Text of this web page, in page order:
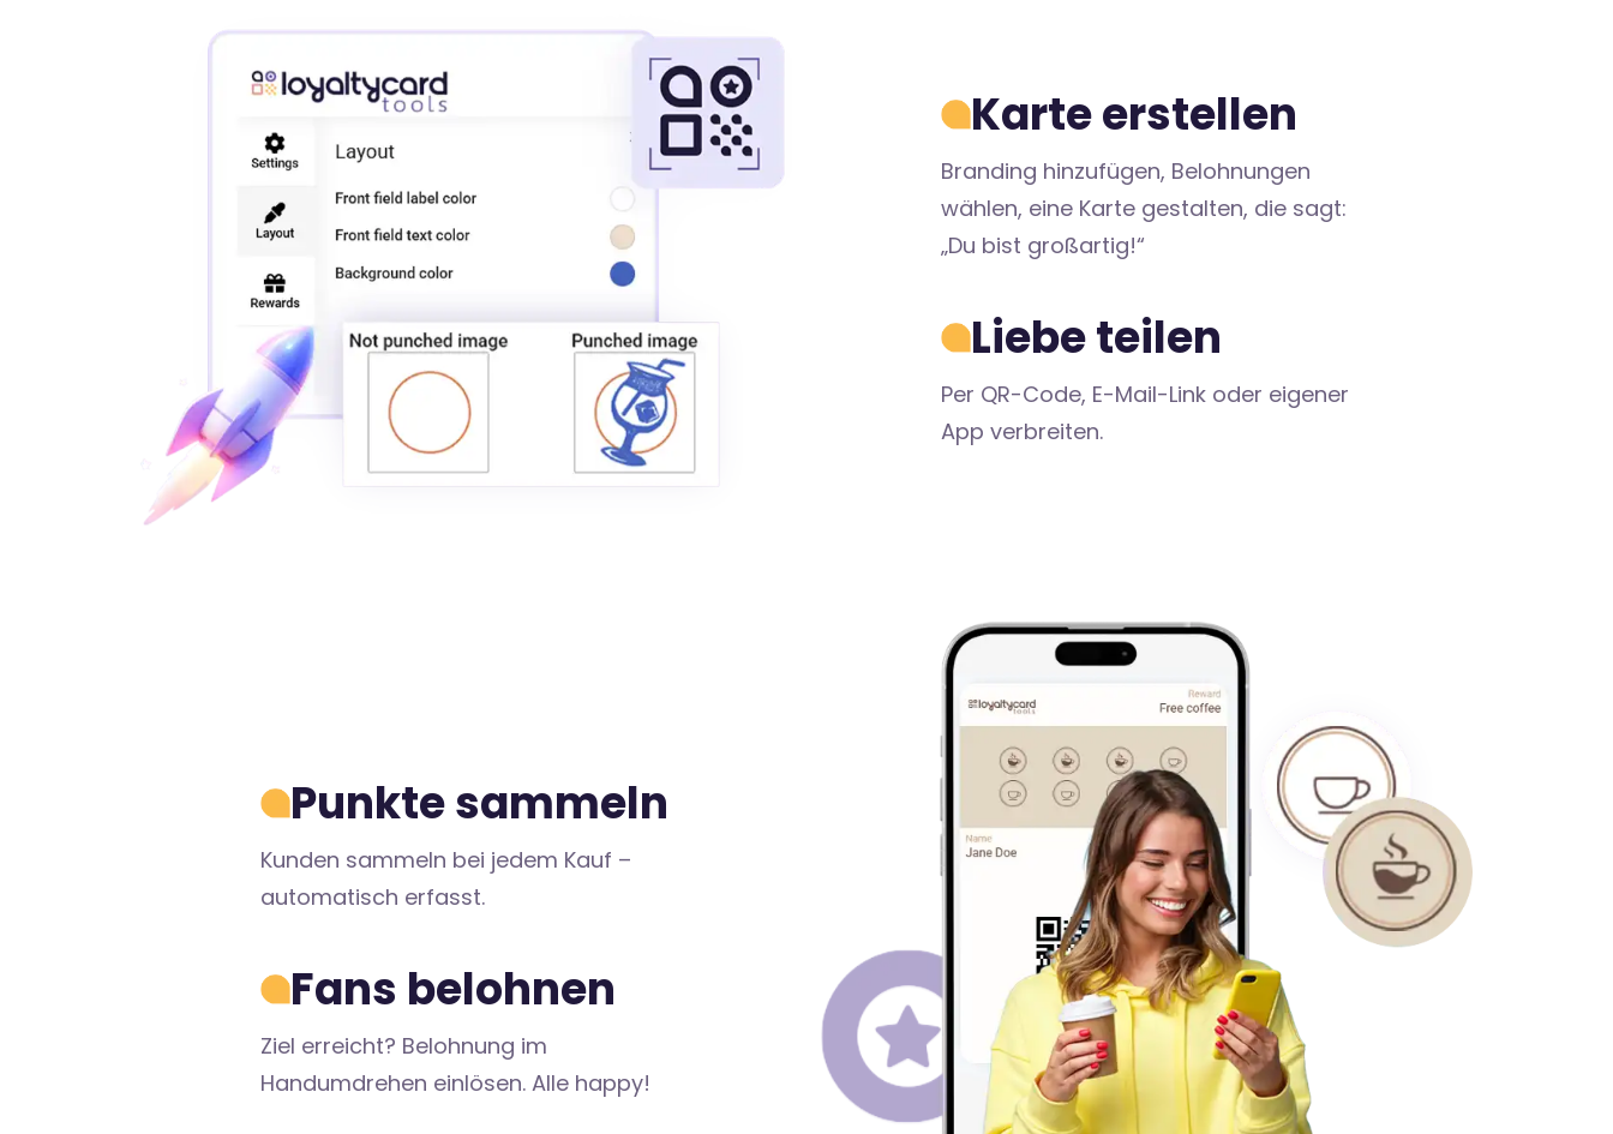
Karte erstellen
Branding hinzufügen, Belohnungen
wählen, eine Karte gestalten, die sagt:
„Du bist großartig!“
Liebe teilen
Per QR-Code, E-Mail-Link oder eigener
App verbreiten.
Punkte sammeln
Kunden sammeln bei jedem Kauf –
automatisch erfasst.
Fans belohnen
Ziel erreicht? Belohnung im
Handumdrehen einlösen. Alle happy!